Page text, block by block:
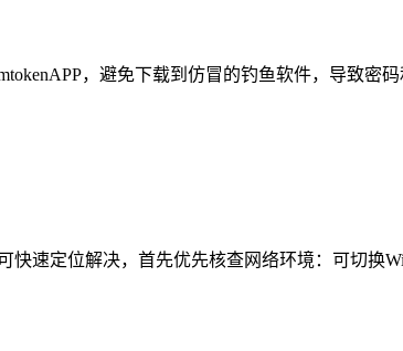
，避免下载到仿冒的钓鱼软件，导致密
快速定位解决，首先优先核查网络环境：可切换